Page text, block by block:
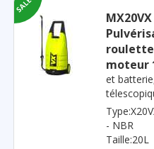
MX20VX
moteur
et
- NBR
Taille:20L